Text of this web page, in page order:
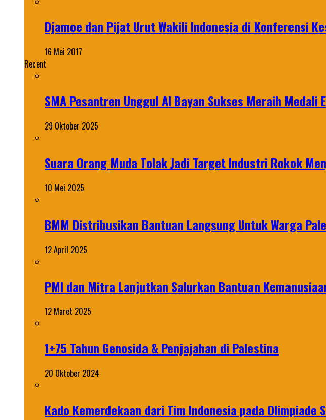
Djamoe dan Pijat Urut Wakili Indonesia di Konferensi
16 Mei 2017
Recent
SMA Pesantren Unggul Al Bayan Sukses Meraih
29 Oktober 2025
Suara Orang Muda Tolak Jadi Target Industri Rokok
10 Mei 2025
BMM Distribusikan Bantuan Langsung Untuk Warga
12 April 2025
PMI dan Mitra Lanjutkan Salurkan Bantuan
12 Maret 2025
1+75 Tahun Genosida & Penjajahan di Palestina
20 Oktober 2024
Kado Kemerdekaan dari Tim Indonesia pada Olimpiade